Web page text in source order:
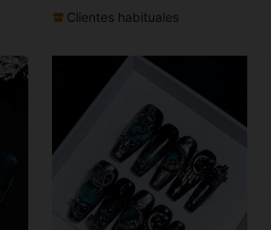
Clientes habituales